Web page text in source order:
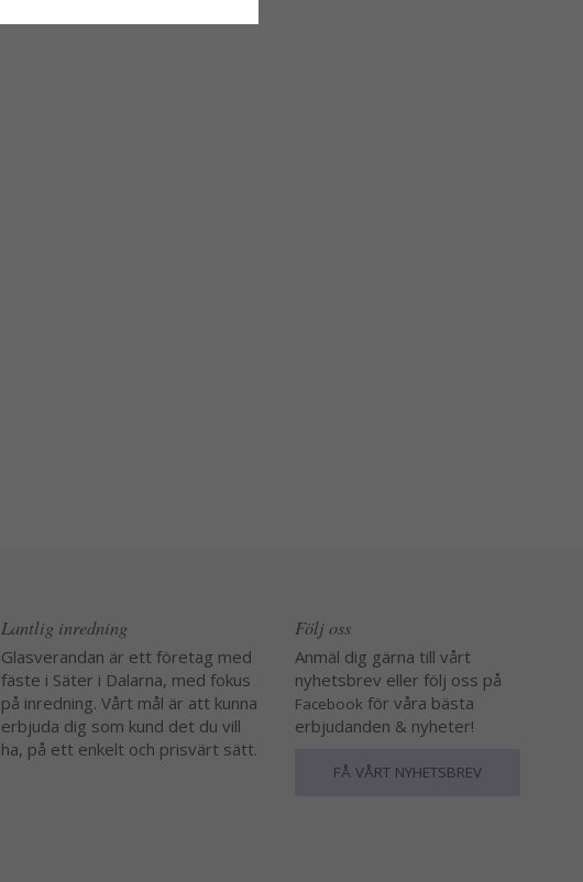
Lantlig inredning
Glasverandan är ett företag med
fäste i Säter i Dalarna, med fokus
på inredning. Vårt mål är att kunna
erbjuda dig som kund det du vill
ha, på ett enkelt och prisvärt sätt.
Följ oss
Anmäl dig gärna till vårt
nyhetsbrev eller följ oss på
Facebook för våra bästa
erbjudanden & nyheter!
FÅ VÅRT NYHETSBREV